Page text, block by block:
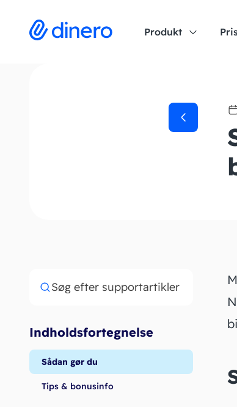
Produkt
Søg efter supportartikler
Indholdsfortegnelse
Sådan gør du
Tips & bonusinfo